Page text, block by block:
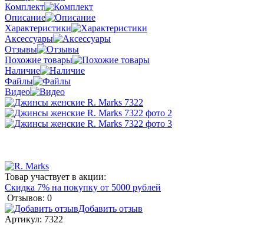
Комплект
Описание
Характеристики
Аксессуары
Отзывы
Похожие товары
Наличие
Файлы
Видео
Товар участвует в акции:
Скидка 7% на покупку от 5000 рублей
Отзывов: 0
Добавить отзыв
Артикул: 7322